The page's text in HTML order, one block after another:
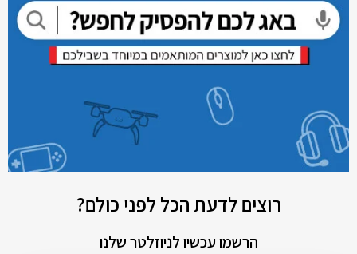
רוצים לדעת הכל לפני כולם?
הרשמו עכשיו לניוזלטר שלנו